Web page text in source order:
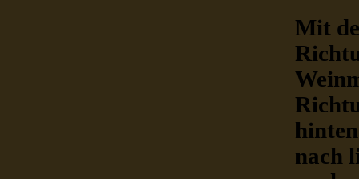
Mit
nach